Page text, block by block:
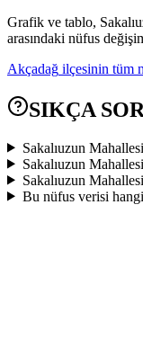
Grafik ve tablo,
arasındaki nüfus
Akçadağ ilçesinin tüm
SIKÇA
Sakalıuzun
Sakalıuzun
Sakalıuzun
Bu nüfus verisi